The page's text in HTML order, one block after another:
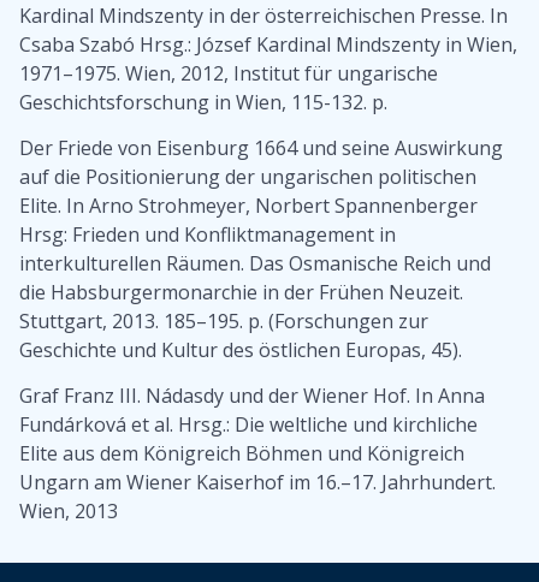
Kardinal Mindszenty in der österreichischen Presse. In
Csaba Szabó Hrsg.: József Kardinal Mindszenty in Wien,
1971–1975. Wien, 2012, Institut für ungarische
Geschichtsforschung in Wien, 115-132. p.
Der Friede von Eisenburg 1664 und seine Auswirkung
auf die Positionierung der ungarischen politischen
Elite. In Arno Strohmeyer, Norbert Spannenberger
Hrsg: Frieden und Konfliktmanagement in
interkulturellen Räumen. Das Osmanische Reich und
die Habsburgermonarchie in der Frühen Neuzeit.
Stuttgart, 2013. 185–195. p. (Forschungen zur
Geschichte und Kultur des östlichen Europas, 45).
Graf Franz III. Nádasdy und der Wiener Hof. In Anna
Fundárková et al. Hrsg.: Die weltliche und kirchliche
Elite aus dem Königreich Böhmen und Königreich
Ungarn am Wiener Kaiserhof im 16.–17. Jahrhundert.
Wien, 2013